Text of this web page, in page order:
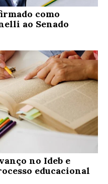
como
ao Senado
no Ideb e
educacional